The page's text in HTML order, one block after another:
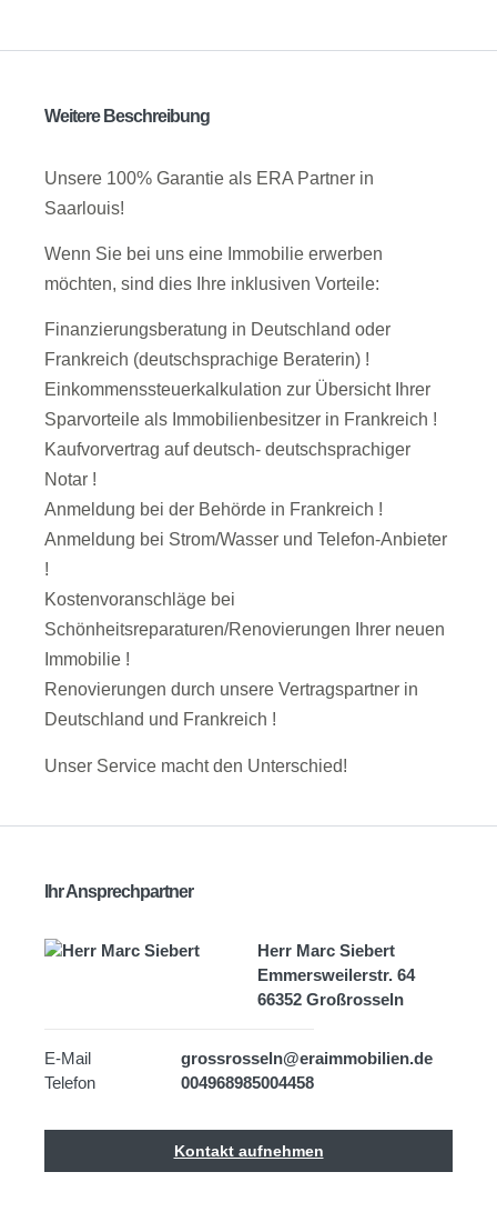
Weitere Beschreibung
Unsere 100% Garantie als ERA Partner in
Saarlouis!
Wenn Sie bei uns eine Immobilie erwerben
möchten, sind dies Ihre inklusiven Vorteile:
Finanzierungsberatung in Deutschland oder
Frankreich (deutschsprachige Beraterin) !
Einkommenssteuerkalkulation zur Übersicht Ihrer
Sparvorteile als Immobilienbesitzer in Frankreich !
Kaufvorvertrag auf deutsch- deutschsprachiger
Notar !
Anmeldung bei der Behörde in Frankreich !
Anmeldung bei Strom/Wasser und Telefon-Anbieter
!
Kostenvoranschläge bei
Schönheitsreparaturen/Renovierungen Ihrer neuen
Immobilie !
Renovierungen durch unsere Vertragspartner in
Deutschland und Frankreich !
Unser Service macht den Unterschied!
Ihr Ansprechpartner
Herr Marc Siebert
Emmersweilerstr. 64
66352 Großrosseln
E-Mail
grossrosseln@eraimmobilien.de
Telefon
004968985004458
Kontakt aufnehmen